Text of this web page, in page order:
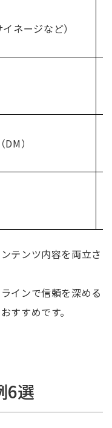
ネージなど）
）
テンツ内容を両立さ
インで信頼を深める
すすめです。
6選